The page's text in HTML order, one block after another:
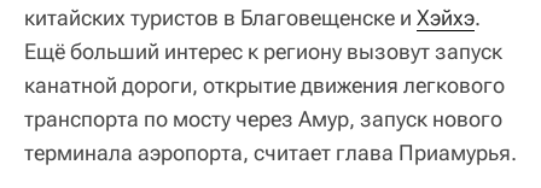
китайских туристов в Благовещенске и Хэйхэ.
Ещё больший интерес к региону вызовут запуск
канатной дороги, открытие движения легкового
транспорта по мосту через Амур, запуск нового
терминала аэропорта, считает глава Приамурья.